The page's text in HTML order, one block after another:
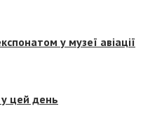
у музеї авіації
цей день